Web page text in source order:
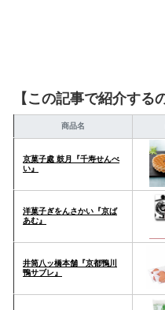
【この記事で紹介する
商品名
京菓子處 鼓月『千寿せんべ
い』
洋菓子ぎをんさかい『京ば
あむ』
井筒八ッ橋本舗『京都鴨川
鴨サブレ』